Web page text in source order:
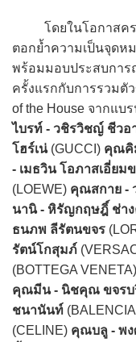
โดยในโอกาสครบ
ตอกย้ำความเป็นจุดห
พร้อมมอบประสบการ
ครั้งแรกกับการรวมตัว
of the House จากแบ
ไบรท์ - วชิรวิชญ์ ชีวอ
โฮร์เน่ (GUCCI) คุณคิ
- เมธวิน โอภาสเอี่ยม
(LOEWE) คุณสกาย -
นานิ - หิรัญกฤษฎิ์ ช่า
ธนภพ ลีรัตนขจร
รัตน์โกสุมภ์
(BOTTEGA VENETA)
คุณมีน - นิชคุณ ขจรบ
ชนานันท์
(CELINE) คุณบลู - พง